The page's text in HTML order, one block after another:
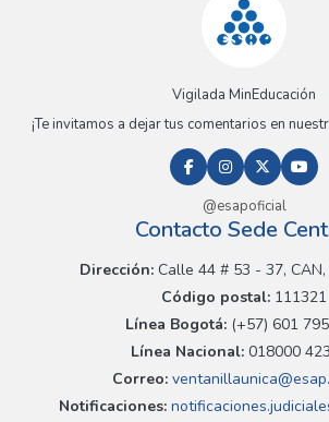
Vigilada MinEducación
¡Te invitamos a dejar tus comentarios en
@esapoficial
Contacto Sede
Dirección:Calle 44 # 53 - 37, CAN,
Código postal: 111321
Línea Bogotá:(+57) 601
Línea Nacional: 018000
Correo:
Notificaciones: